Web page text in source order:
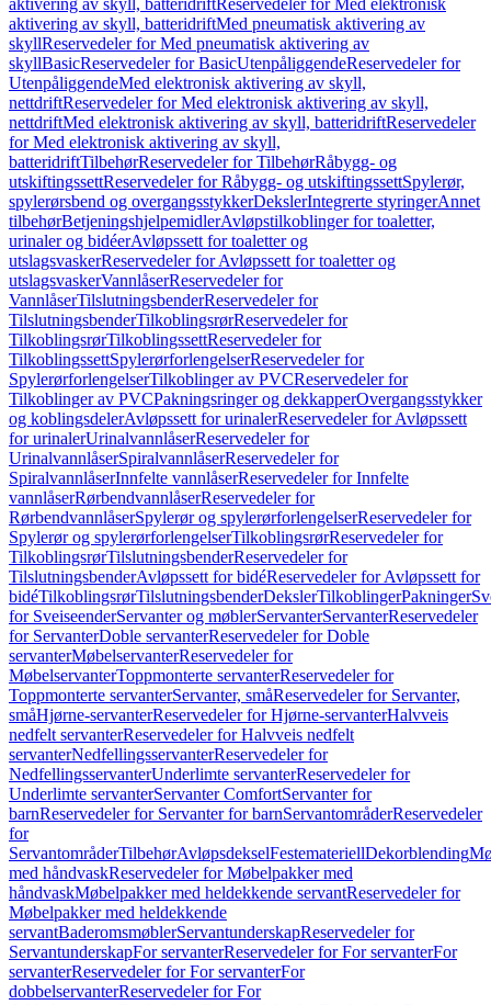
aktivering av skyll, batteridriftReservedeler for Med elektronisk
aktivering av skyll, batteridriftMed pneumatisk aktivering av
skyllReservedeler for Med pneumatisk aktivering av
skyllBasicReservedeler for BasicUtenpåliggendeReservedeler for
UtenpåliggendeMed elektronisk aktivering av skyll,
nettdriftReservedeler for Med elektronisk aktivering av skyll,
nettdriftMed elektronisk aktivering av skyll, batteridriftReservedeler
for Med elektronisk aktivering av skyll,
batteridriftTilbehørReservedeler for TilbehørRåbygg- og
utskiftingssettReservedeler for Råbygg- og utskiftingssettSpylerør,
spylerørsbend og overgangsstykkerDekslerIntegrerte styringerAnnet
tilbehørBetjeningshjelpemidlerAvløpstilkoblinger for toaletter,
urinaler og bidéerAvløpssett for toaletter og
utslagsvaskerReservedeler for Avløpssett for toaletter og
utslagsvaskerVannlåserReservedeler for
VannlåserTilslutningsbenderReservedeler for
TilslutningsbenderTilkoblingsrørReservedeler for
TilkoblingsrørTilkoblingssettReservedeler for
TilkoblingssettSpylerørforlengelserReservedeler for
SpylerørforlengelserTilkoblinger av PVCReservedeler for
Tilkoblinger av PVCPakningsringer og dekkapperOvergangsstykker
og koblingsdelerAvløpssett for urinalerReservedeler for Avløpssett
for urinalerUrinalvannlåserReservedeler for
UrinalvannlåserSpiralvannlåserReservedeler for
SpiralvannlåserInnfelte vannlåserReservedeler for Innfelte
vannlåserRørbendvannlåserReservedeler for
RørbendvannlåserSpylerør og spylerørforlengelserReservedeler for
Spylerør og spylerørforlengelserTilkoblingsrørReservedeler for
TilkoblingsrørTilslutningsbenderReservedeler for
TilslutningsbenderAvløpssett for bidéReservedeler for Avløpssett for
bidéTilkoblingsrørTilslutningsbenderDekslerTilkoblingerPakninger
for SveiseenderServanter og møblerServanterServanterReservedeler
for ServanterDoble servanterReservedeler for Doble
servanterMøbelservanterReservedeler for
MøbelservanterToppmonterte servanterReservedeler for
Toppmonterte servanterServanter, småReservedeler for Servanter,
småHjørne-servanterReservedeler for Hjørne-servanterHalvveis
nedfelt servanterReservedeler for Halvveis nedfelt
servanterNedfellingsservanterReservedeler for
NedfellingsservanterUnderlimte servanterReservedeler for
Underlimte servanterServanter ComfortServanter for
barnReservedeler for Servanter for barnServantområderReservedeler
for
ServantområderTilbehørAvløpsdekselFestemateriellDekorblending
med håndvaskReservedeler for Møbelpakker med
håndvaskMøbelpakker med heldekkende servantReservedeler for
Møbelpakker med heldekkende
servantBaderomsmøblerServantunderskapReservedeler for
ServantunderskapFor servanterReservedeler for For servanterFor
servanterReservedeler for For servanterFor
dobbelservanterReservedeler for For